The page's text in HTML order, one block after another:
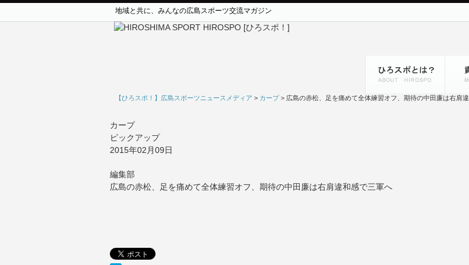
地域と共に、みんなの広島スポーツ交流マガジン
【ひろスポ！】広島スポーツニュースメディア > カープ> 広島の赤松、足を痛めて全体練習オフ、期待の中田廉は右肩
カープ
ピックアップ
2015年02月09日
編集部
広島の赤松、足を痛めて全体練習オフ、期待の中田廉は右肩違和感で三軍へ